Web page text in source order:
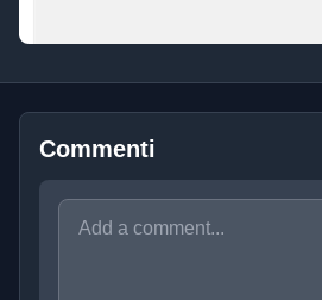
Commenti